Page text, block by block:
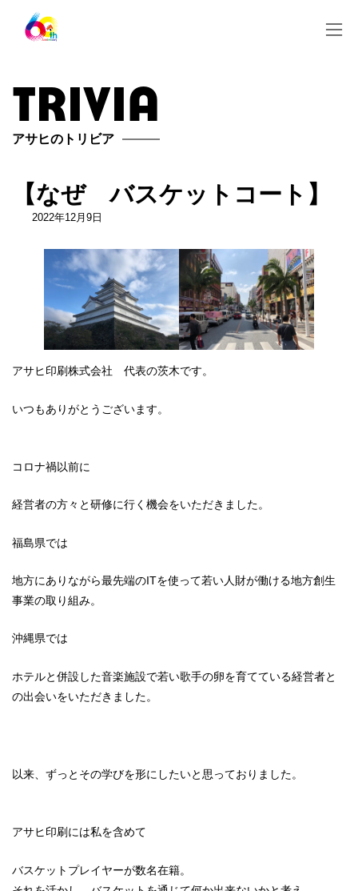
trivia
アサヒのトリビア
【なぜ バスケットコート】
2022年12月9日
アサヒ印刷株式会社 代表の茨木です。
いつもありがとうございます。
コロナ禍以前に
経営者の方々と研修に行く機会をいただきました。
福島県では
地方にありながら最先端のITを使って若い人財が働ける地方創生
事業の取り組み。
沖縄県では
ホテルと併設した音楽施設で若い歌手の卵を育てている経営者と
の出会いをいただきました。
以来、ずっとその学びを形にしたいと思っておりました。
アサヒ印刷には私を含めて
バスケットプレイヤーが数名在籍。